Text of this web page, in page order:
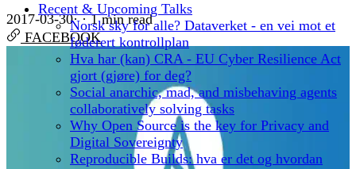
Recent & Upcoming Talks
Norsk sky for alle? Dataverket - en vei mot et
føderert kontrollplan
Hva har (kan) CRA - EU Cyber Resilience Act
gjort (gjøre) for deg?
Social anarchic, mad, and misbehaving agents
collaboratively solving tasks
Why Open Source is the key for Privacy and
Digital Sovereignty
Reproducible Builds: hva er det og hvordan
2017-03-30· · 1 min read
FACEBOOK